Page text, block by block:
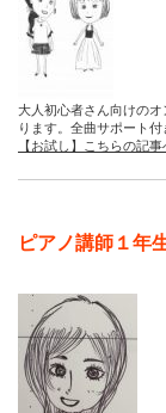
大人初心者さん向けの
ります。全曲サポート付
【お試し】こちらの記事
ピアノ講師１年